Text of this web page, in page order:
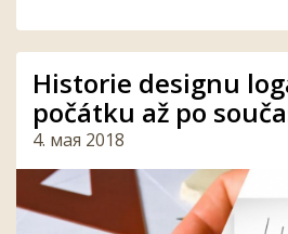
Historie designu
počátku až po
4. мая 2018